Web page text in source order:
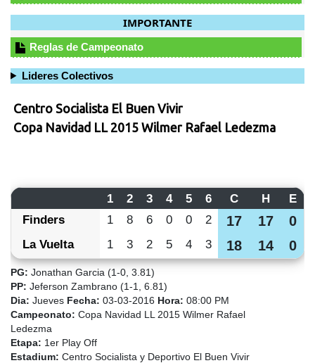
IMPORTANTE
Reglas de Campeonato
Lideres Colectivos
Centro Socialista El Buen Vivir
Copa Navidad LL 2015 Wilmer Rafael Ledezma
1 2 3 4 5 6 C H
E
Finders
1 8 6 0 0 2 17 17 0
La Vuelta 1 3 2 5 4 3 18 14 0
PG: Jonathan Garcia (1-0, 3.81)
PP: Jeferson Zambrano (1-1, 6.81)
Dia: Jueves Fecha: 03-03-2016 Hora: 08:00 PM
Campeonato: Copa Navidad LL 2015 Wilmer Rafael
Ledezma
Etapa: 1er Play Off
Estadium: Centro Socialista y Deportivo El Buen Vivir